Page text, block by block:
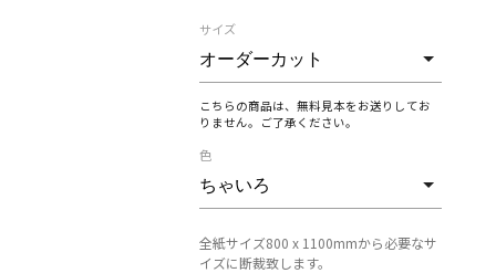
サイズ
こちらの商品は、無料見本をお送りしてお
りません。ご了承ください。
色
全紙サイズ800 x 1100mmから必要なサ
イズに断裁致します。